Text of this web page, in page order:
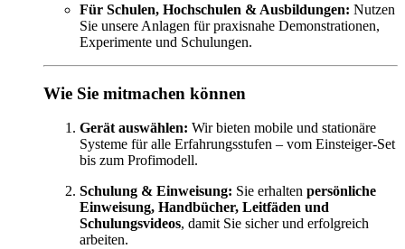
Für Schulen, Hochschulen & Ausbildungen: Nutzen
Sie unsere Anlagen für praxisnahe Demonstrationen,
Experimente und Schulungen.
Wie Sie mitmachen können
Gerät auswählen: Wir bieten mobile und stationäre
Systeme für alle Erfahrungsstufen – vom Einsteiger-Set
bis zum Profimodell.
Schulung & Einweisung: Sie erhalten persönliche
Einweisung, Handbücher, Leitfäden und
Schulungsvideos, damit Sie sicher und erfolgreich
arbeiten.